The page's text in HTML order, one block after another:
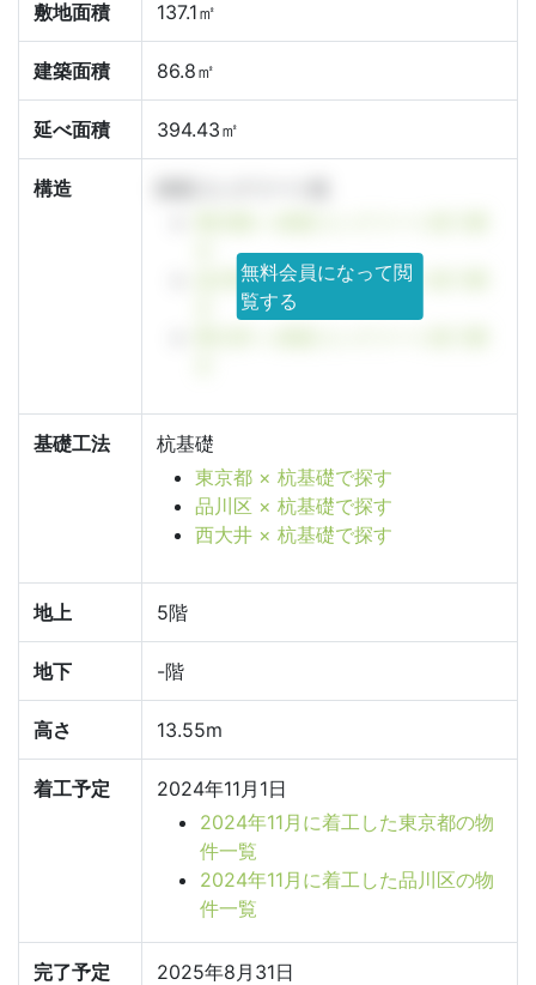
敷地面積 137.1㎡
建築面積 86.8㎡
延べ面積 394.43㎡
構造
品川区 × 鉄筋コンクリート造で探
無料会員になって閲
覧する
基礎工法
杭基礎
東京都 × 杭基礎で探す
品川区 × 杭基礎で探す
西大井 × 杭基礎で探す
地上 5階
地下 -階
高さ 13.55m
着工予定
2024年11月1日
2024年11月に着工した東京都の物
件一覧
2024年11月に着工した品川区の物
件一覧
完了予定
2025年8月31日